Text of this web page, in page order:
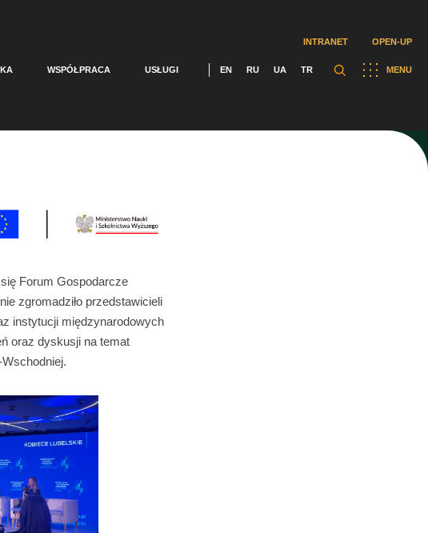
INTRANET OPEN-UP
MENU
WSPÓŁPRACA USŁUGI EN RU UA TR
Forum Gospodarcze
zgromadziło przedstawicieli
instytucji międzynarodowych
oraz dyskusji na temat